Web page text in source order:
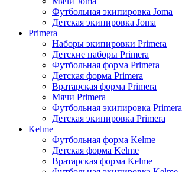
Футбольная экипировка Joma
Детская экипировка Joma
Primera
Наборы экипировки Primera
Детские наборы Primera
Футбольная форма Primera
Детская форма Primera
Вратарская форма Primera
Мячи Primera
Футбольная экипировка Primera
Детская экипировка Primera
Kelme
Футбольная форма Kelme
Детская форма Kelme
Вратарская форма Kelme